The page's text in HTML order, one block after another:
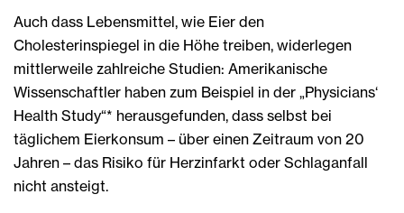
Auch dass Lebensmittel, wie Eier den
Cholesterinspiegel in die Höhe treiben, widerlegen
mittlerweile zahlreiche Studien: Amerikanische
Wissenschaftler haben zum Beispiel in der „Physicians‘
Health Study“* herausgefunden, dass selbst bei
täglichem Eierkonsum – über einen Zeitraum von 20
Jahren – das Risiko für Herzinfarkt oder Schlaganfall
nicht ansteigt.